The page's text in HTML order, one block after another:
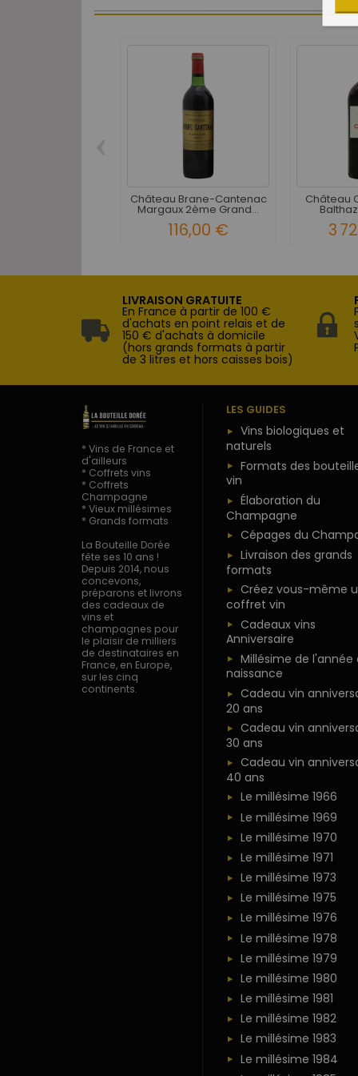
Château Brane-Cantenac
Margaux 2ème Grand...
116,00 €
Château
3
LIVRAISON GRATUITE
En France à partir de 100 €
d'achats en point relais et de
150 € d'achats à domicile
(hors grands formats à partir
de 3 litres et hors caisses bois)
* Vins de France et
d'ailleurs
* Coffrets vins
* Coffrets
Champagne
* Vieux millésimes
* Grands formats
La Bouteille Dorée
fête ses 10 ans !
Depuis 2014, nous
concevons,
préparons et livrons
des cadeaux de
vins et
champagnes pour
le plaisir de milliers
de destinataires en
France, en Europe,
sur les cinq
continents.
LES GUIDES
Vins biologiques et
naturels
Formats des
vin
Élaboration du
Champagne
Cépages du
Livraison des grands
formats
Créez vous-même
coffret vin
Cadeaux vins
Anniversaire
Millésime de l'année
naissance
Cadeau vin
20 ans
Cadeau vin
30 ans
Cadeau vin
40 ans
Le millésime 1966
Le millésime 1969
Le millésime 1970
Le millésime 1971
Le millésime 1973
Le millésime 1975
Le millésime 1976
Le millésime 1978
Le millésime 1979
Le millésime 1980
Le millésime 1981
Le millésime 1982
Le millésime 1983
Le millésime 1984